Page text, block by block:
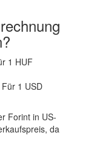
1 HUF
1 USD
Forint in US-
da